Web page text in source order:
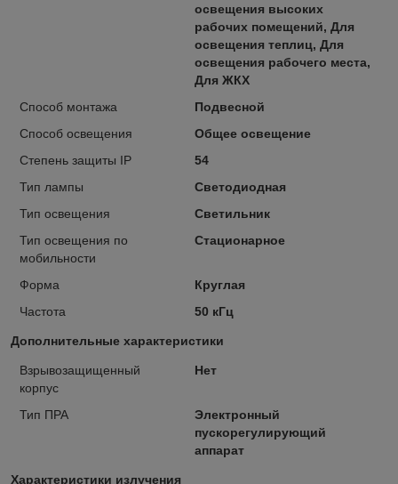
освещения высоких
рабочих помещений, Для
освещения теплиц, Для
освещения рабочего места,
Для ЖКХ
Способ монтажа
Подвесной
Способ освещения
Общее освещение
Степень защиты IP
54
Тип лампы
Светодиодная
Тип освещения
Светильник
Тип освещения по
мобильности
Стационарное
Форма
Круглая
Частота
50 кГц
Дополнительные характеристики
Взрывозащищенный
корпус
Нет
Тип ПРА
Электронный
пускорегулирующий
аппарат
Характеристики излучения